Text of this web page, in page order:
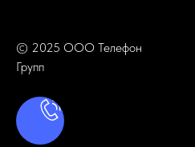
© 2025 ООО Телефон
Групп